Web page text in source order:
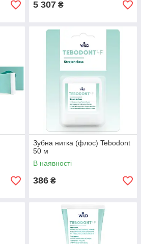
5 307 ₴
Зубна нитка (флос) Tebodont
50 м
В наявності
386 ₴